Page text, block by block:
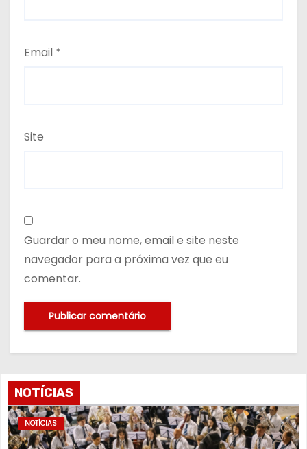
Email *
Site
Guardar o meu nome, email e site neste
navegador para a próxima vez que eu
comentar.
NOTÍCIAS
NOTÍCIAS